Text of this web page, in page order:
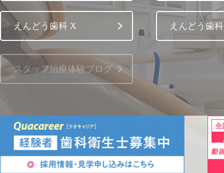
えんどう歯科 X えんどう歯
スタッフ治療体験ブログ